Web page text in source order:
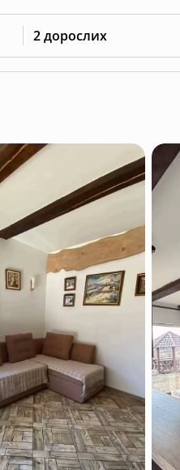
2 дорослих